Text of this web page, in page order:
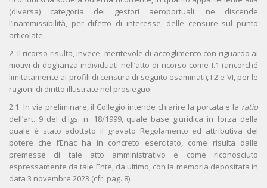
(diversa) categoria dei gestori aeroportuali: ne discende
l’inammissibilità, per difetto di interesse, delle censure sul punto
articolate.
2. Il ricorso risulta, invece, meritevole di accoglimento con riguardo ai
motivi di doglianza individuati nell’atto di ricorso come I.1 (ancorché
limitatamente ai profili di censura di seguito esaminati), I.2 e VI, per le
ragioni di diritto illustrate nel prosieguo.
2.1. In via preliminare, il Collegio intende chiarire la portata e la ratio
dell’art. 9 del d.lgs. n. 18/1999, quale base giuridica in forza della
quale è stato adottato il gravato Regolamento ed attributiva del
potere che l’Enac ha in concreto esercitato, come risulta dalle
premesse di tale atto amministrativo e come riconosciuto
espressamente da tale Ente, da ultimo, con la memoria depositata in
data 3 novembre 2023 (cfr. pag. 8).